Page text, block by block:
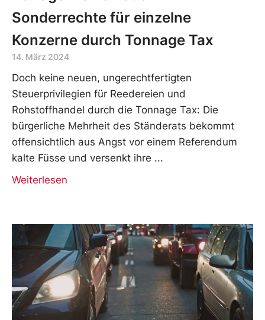
Sonderrechte für einzelne
Konzerne durch Tonnage Tax
14. März 2024
Doch keine neuen, ungerechtfertigten
Steuerprivilegien für Reedereien und
Rohstoffhandel durch die Tonnage Tax: Die
bürgerliche Mehrheit des Ständerats bekommt
offensichtlich aus Angst vor einem Referendum
kalte Füsse und versenkt ihre
Weiterlesen